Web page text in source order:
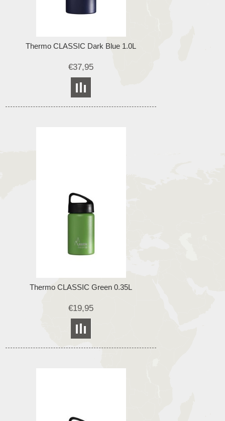
Thermo CLASSIC Dark Blue 1.0L
€37,95
Thermo CLASSIC Green 0.35L
€19,95